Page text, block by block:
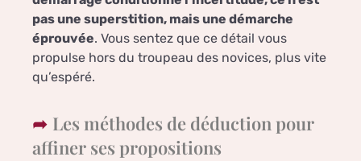
pas une superstition, mais une démarche
éprouvée. Vous sentez que ce détail vous
propulse hors du troupeau des novices, plus vite
qu’espéré.
Les méthodes de déduction pour
affiner ses propositions